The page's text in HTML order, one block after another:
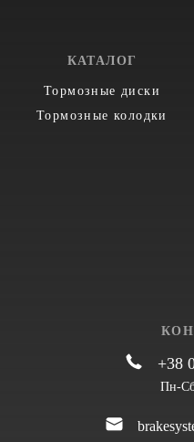
КАТАЛОГ
Тормозные диски
Тормозные колодки
+38
Пн-